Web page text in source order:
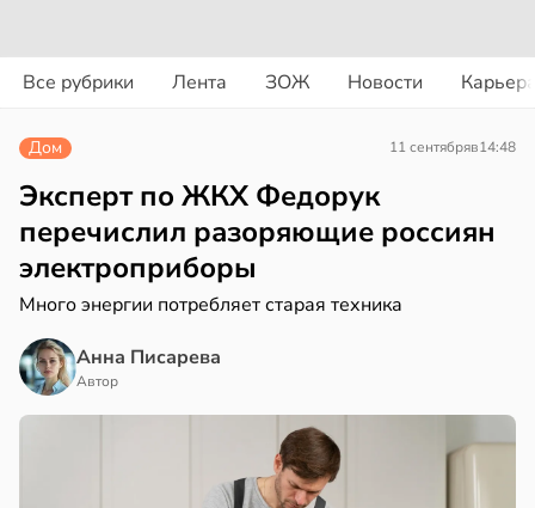
Все рубрики Лента ЗОЖ Новости
в19:49
Дом 11 сентябряв14:48
Эксперт по ЖКХ Федорук
перечислил разоряющие россиян
электроприборы
Много энергии потребляет старая техника
Анна Писарева
Автор
в 19:27